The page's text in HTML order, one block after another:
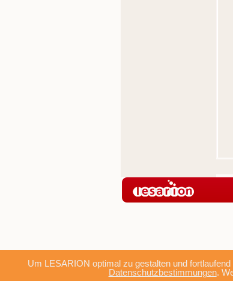
Um LESARION optimal zu gestalten und
Datenschutzbestimmungen.